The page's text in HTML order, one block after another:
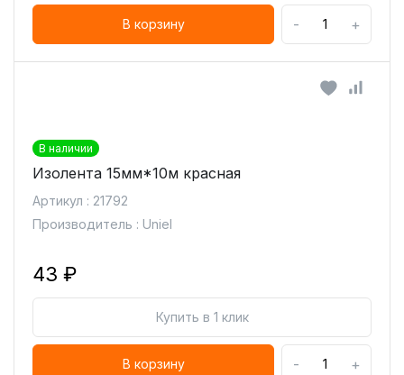
В корзину - +
В наличии
Изолента 15мм*10м красная
Артикул : 21792
Производитель : Uniel
43 ₽
Купить в 1 клик
В корзину - +